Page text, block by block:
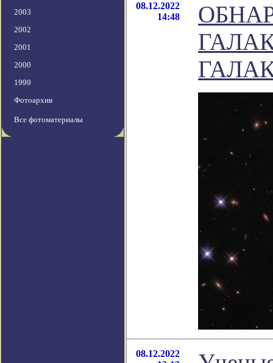
2003
2002
2001
2000
1999
Фотоархив
Все фотоматериалы
08.12.2022
14:48
08.12.2022